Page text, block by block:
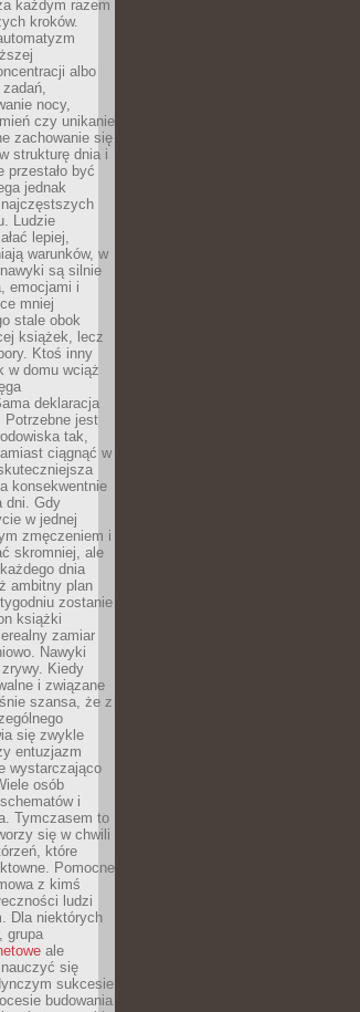
każdym razem
kroków.
albo
nocy,
czy unikanie
zachowanie się
strukturę dnia i
przestało być
jednak
Ludzie
lepiej,
warunków, w
są silnie
emocjami i
mniej
stale obok
książek, lecz
Ktoś inny
w domu wciąż
deklaracja
Potrzebne jest
tak,
ciągnąć w
konsekwentnie
dni. Gdy
w jednej
zmęczeniem i
skromniej, ale
dnia
ambitny plan
zostanie
książki
zamiar
Nawyki
zrywy. Kiedy
i związane
szansa, że z
się zwykle
entuzjazm
wystarczająco
osób
i
Tymczasem to
się w chwili
które
Pomocne
z kimś
ludzi
Dla niektórych
grupa
ale
się
sukcesie
budowania